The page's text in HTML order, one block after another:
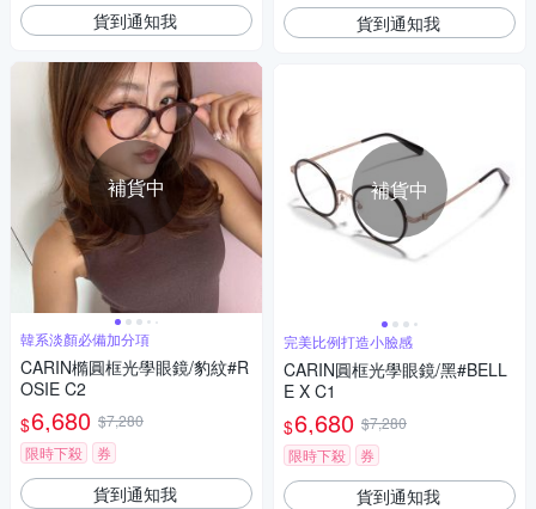
貨到通知我
補貨中
韓系淡顏必備加分項
CARIN橢圓框光學眼鏡/豹紋#R
OSIE C2
$6,680 $7,280
限時下殺
券
貨到通知我
貨到通知我
補貨中
完美比例打造小臉感
CARIN圓框光學眼鏡/黑#BELL
E X C1
$6,680 $7,280
限時下殺
券
貨到通知我